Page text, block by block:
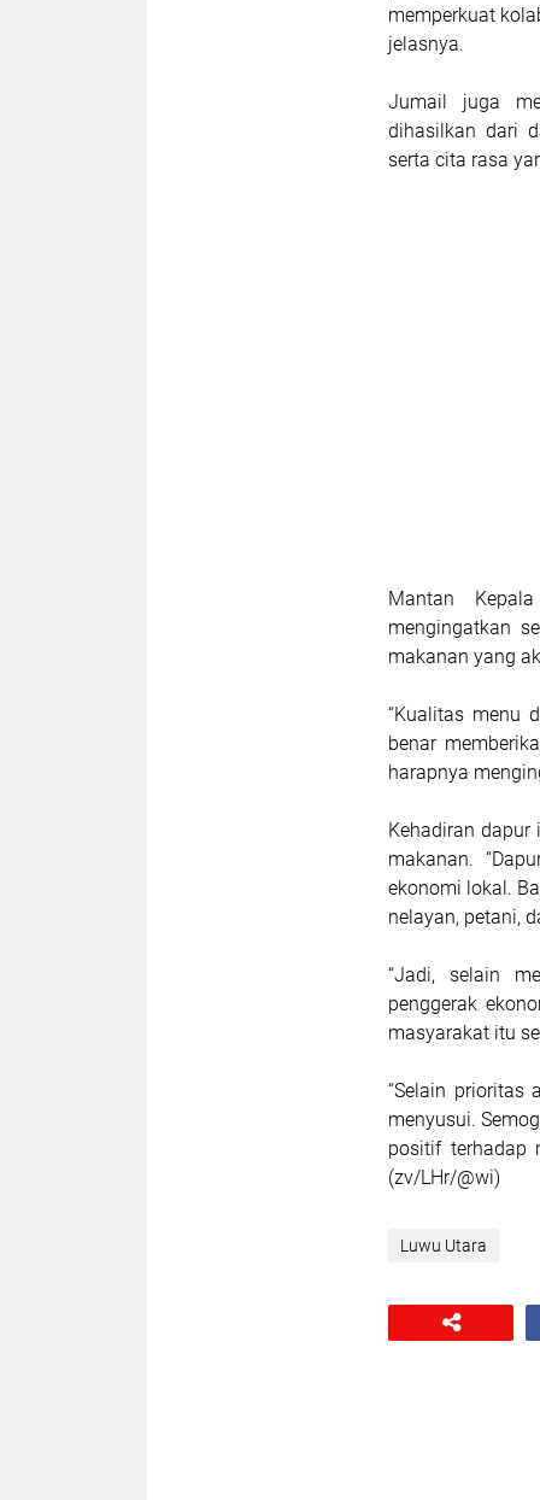
memperkuat
jelasnya.
Jumail juga
dihasilkan dari
serta cita rasa
Mantan
mengingatkan
makanan yang
“Kualitas menu
benar
harapnya
Kehadiran
makanan.
ekonomi lokal.
nelayan, petani,
“Jadi, selain
penggerak
masyarakat itu
“Selain prioritas
menyusui.
positif terhadap
(zv/LHr/@wi)
Luwu Utara